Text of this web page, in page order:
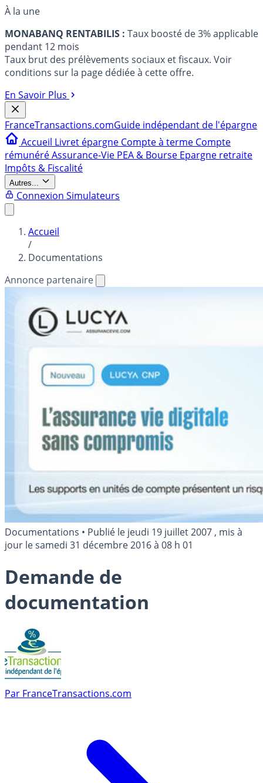
À la une
MONABANQ RENTABILIS : Taux boosté de 3% applicable
pendant 12 mois
Taux brut des prélèvements sociaux et fiscaux. Voir
conditions sur la page dédiée à cette offre.
En Savoir Plus
FranceTransactions.comGuide indépendant de l'épargne
Accueil Livret épargne Compte à terme Compte
rémunéréAssurance-Vie PEA & Bourse Epargne retraite
Impôts & Fiscalité
Autres...
Connexion Simulateurs
Accueil
/
Documentations
Annonce partenaire
Documentations • Publié le jeudi 19 juillet 2007 , mis à
jour lesamedi 31 décembre 2016 à 08 h 01
Demande de
documentation
Par FranceTransactions.com